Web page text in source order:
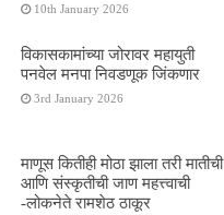
10th January 2026
विकासकामांच्या जोरावर महायुती
पनवेल मनपा निवडणूक जिंकणार
3rd January 2026
माणूस कितीही मोठा झाला तरी मातीची
आणि संस्कृतीची जाण महत्त्वाची
-लोकनेते रामशेठ ठाकूर